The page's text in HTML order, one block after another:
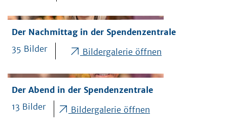
Der Nachmittag in der Spendenzentrale
35 Bilder
Bildergalerie öffnen
Der Abend in der Spendenzentrale
13 Bilder
Bildergalerie öffnen